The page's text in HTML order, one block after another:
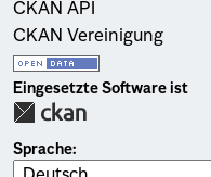
CKAN API
CKAN Vereinigung
Eingesetzte Software ist
Sprache